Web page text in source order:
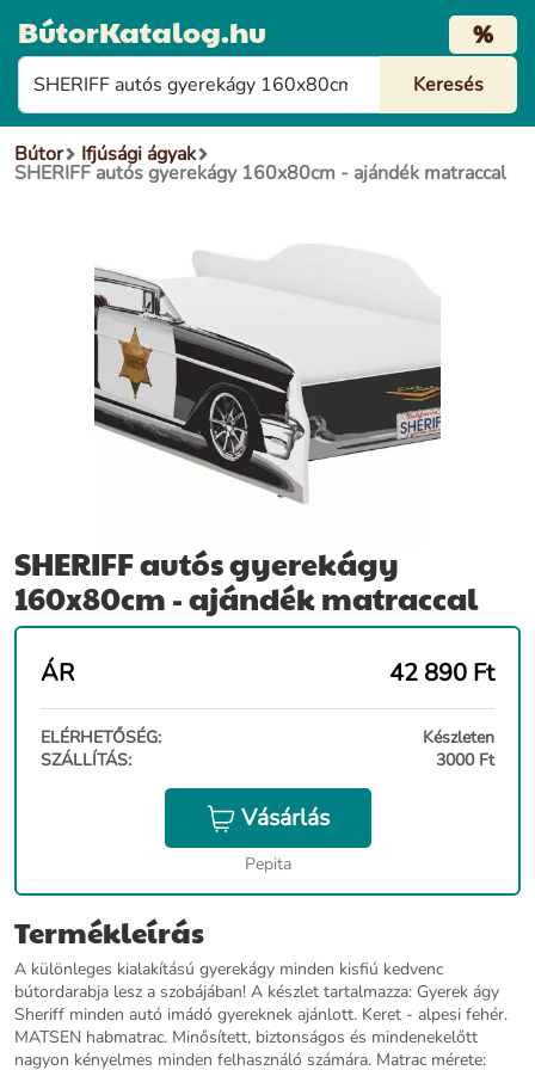
BútorKatalog.hu %
Bútor Ifjúsági ágyak
SHERIFF autós gyerekágy 160x80cm - ajándék matraccal
SHERIFF autós gyerekágy
160x80cm - ajándék matraccal
ÁR 42 890 Ft
ELÉRHETŐSÉG:
Készleten
SZÁLLÍTÁS:
3000 Ft
Vásárlás
Pepita
Termékleírás
A különleges kialakítású gyerekágy minden kisfiú kedvenc
bútordarabja lesz a szobájában! A készlet tartalmazza: Gyerek ágy
Sheriff minden autó imádó gyereknek ajánlott. Keret - alpesi fehér.
MATSEN habmatrac. Minősített, biztonságos és mindenekelőtt
nagyon kényelmes minden felhasználó számára. Matrac mérete: